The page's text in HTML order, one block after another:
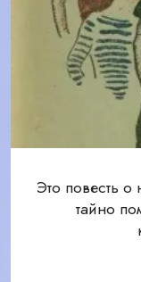
Это повесть
тайно